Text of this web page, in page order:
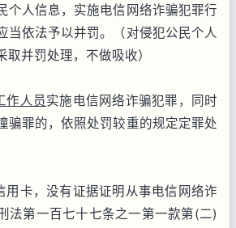
个人信息，实施电信网络诈骗犯罪行
当依法予以并罚。（对侵犯公民个人
并罚处理，不做吸收）
作人员实施电信网络诈骗犯罪，同时
骗罪的，依照处罚较重的规定定罪处
用卡，没有证据证明从事电信网络诈
法第一百七十七条之一第一款第(二)